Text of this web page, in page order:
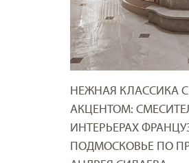
НЕЖНАЯ КЛАССИКА
АКЦЕНТОМ:
ИНТЕРЬЕРАХ
ПОДМОСКОВЬЕ ПО